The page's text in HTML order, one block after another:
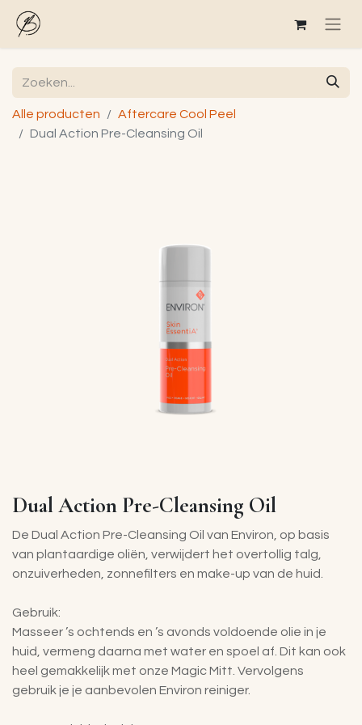
Alle producten
Aftercare Cool Peel
Dual Action Pre-Cleansing Oil
Dual Action Pre-Cleansing Oil
De Dual Action Pre-Cleansing Oil van Environ, op basis
van plantaardige oliën, verwijdert het overtollig talg,
onzuiverheden, zonnefilters en make-up van de huid.
Gebruik:
Masseer ’s ochtends en ’s avonds voldoende olie in je
huid, vermeng daarna met water en spoel af. Dit kan ook
heel gemakkelijk met onze Magic Mitt. Vervolgens
gebruik je je aanbevolen Environ reiniger.